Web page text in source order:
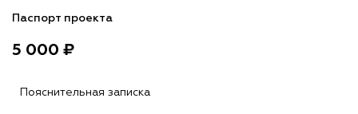
Паспорт проекта
5 000 ₽
Пояснительная записка